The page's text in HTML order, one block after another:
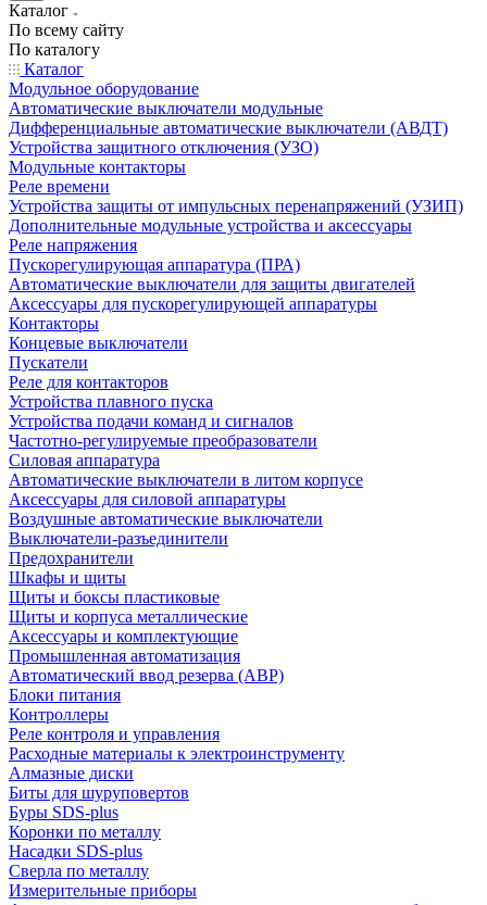
Каталог
По всему сайту
По каталогу
Каталог
Модульное оборудование
Автоматические выключатели модульные
Дифференциальные автоматические выключатели (АВДТ)
Устройства защитного отключения (УЗО)
Модульные контакторы
Реле времени
Устройства защиты от импульсных перенапряжений (УЗИП)
Дополнительные модульные устройства и аксессуары
Реле напряжения
Пускорегулирующая аппаратура (ПРА)
Автоматические выключатели для защиты двигателей
Аксессуары для пускорегулирующей аппаратуры
Контакторы
Концевые выключатели
Пускатели
Реле для контакторов
Устройства плавного пуска
Устройства подачи команд и сигналов
Частотно-регулируемые преобразователи
Силовая аппаратура
Автоматические выключатели в литом корпусе
Аксессуары для силовой аппаратуры
Воздушные автоматические выключатели
Выключатели-разъединители
Предохранители
Шкафы и щиты
Щиты и боксы пластиковые
Щиты и корпуса металлические
Аксессуары и комплектующие
Промышленная автоматизация
Автоматический ввод резерва (АВР)
Блоки питания
Контроллеры
Реле контроля и управления
Расходные материалы к электроинструменту
Алмазные диски
Биты для шуруповертов
Буры SDS-plus
Коронки по металлу
Насадки SDS-plus
Сверла по металлу
Измерительные приборы